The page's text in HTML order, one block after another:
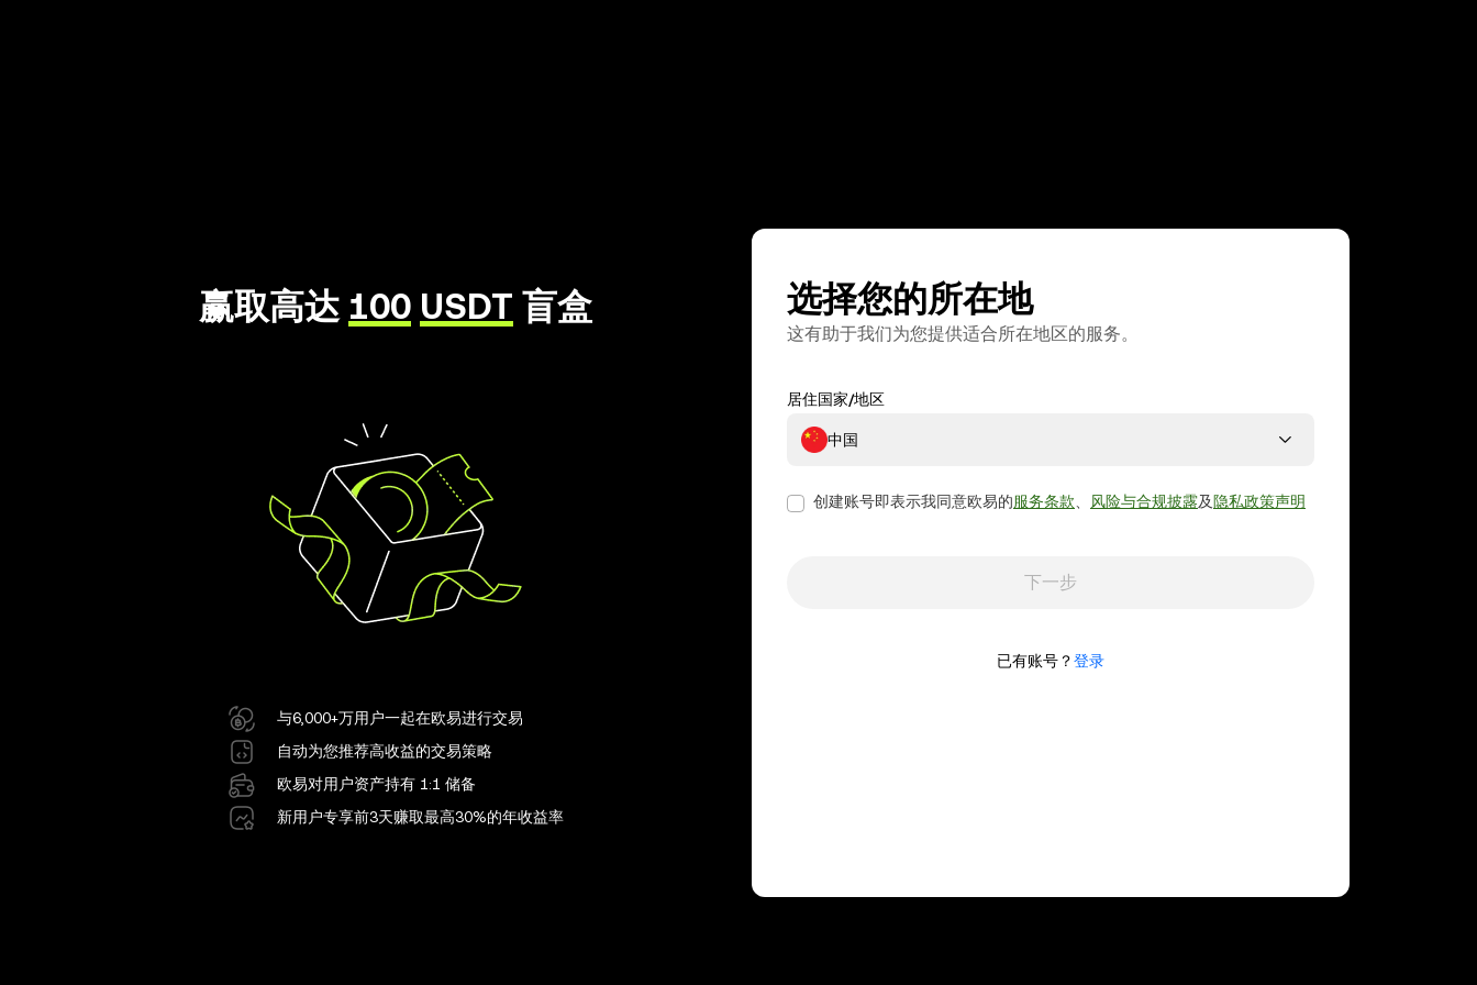
赢取高达 100 USDT 盲盒
与6,000+万用户一起在欧易进行交易
自动为您推荐高收益的交易策略
欧易对用户资产持有 1:1 储备
新用户专享前3天赚取最高30%的年收益率
选择您的所在地
这有助于我们为您提供适合所在地区的服务。
居住国家/地区
中国
创建账号即表示我同意欧易的服务条款 风险与合规披露及 隐私政策声明
下一步
已有账号？登录